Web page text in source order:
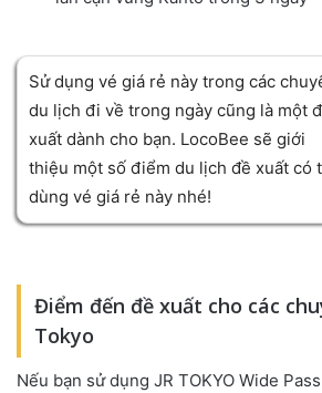
Sử dụng vé giá rẻ này trong các
du lịch đi về trong ngày cũng là một
xuất dành cho bạn. LocoBee sẽ giới
thiệu một số điểm du lịch đề xuất có
dùng vé giá rẻ này nhé!
Điểm đến đề xuất cho các
Tokyo
Nếu bạn sử dụng JR TOKYO Wide